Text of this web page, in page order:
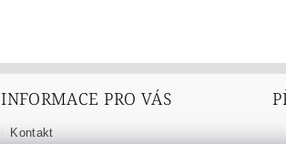
INFORMACE PRO VÁS
Kontakt